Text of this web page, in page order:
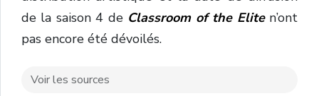
de la saison 4 de Classroom of the Eliten’ont
pas encore été dévoilés.
Voir les sources